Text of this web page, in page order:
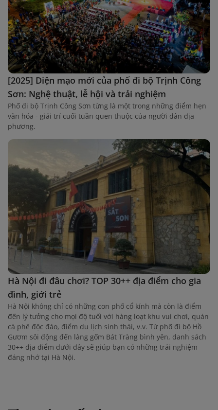
[2025] Diện mạo mới của phố đi bộ Trịnh Công
Sơn: Nghệ thuật, lễ hội và trải nghiệm
Phố đi bộ Trịnh Công Sơn từng là một trong những điểm hẹn
văn hóa - giải trí cuối tuần quen thuộc của người dân địa
phương.
Hà Nội đi đâu chơi? TOP 30++ địa điểm cho gia
đình, giới trẻ
Hà Nội không chỉ có những con phố cổ kính mà còn là điểm
đến lý tưởng cho mọi độ tuổi với hàng loạt khu vui chơi, quán
cà phê độc đáo, điểm du lịch sinh thái, v.v. Từ phố đi bộ Hồ
Gươm sôi động đến làng gốm Bát Tràng bình yên, danh sách
30++ địa điểm dưới đây sẽ giúp bạn có những trải nghiệm
đáng nhớ tại Hà Nội.